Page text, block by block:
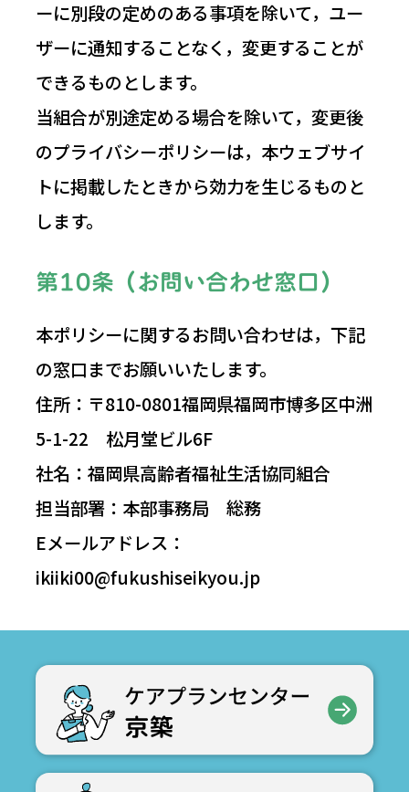
ーに別段の定めのある事項を除いて，ユー
ザーに通知することなく，変更することが
できるものとします。
当組合が別途定める場合を除いて，変更後
のプライバシーポリシーは，本ウェブサイ
トに掲載したときから効力を生じるものと
します。
第10条（お問い合わせ窓口）
本ポリシーに関するお問い合わせは，下記
の窓口までお願いいたします。
住所：〒810-0801福岡県福岡市博多区中洲
5-1-22 松月堂ビル6F
社名：福岡県高齢者福祉生活協同組合
担当部署：本部事務局 総務
Eメールアドレス：
ikiiki00@fukushiseikyou.jp